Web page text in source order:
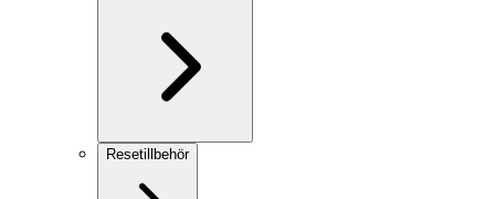
Resetillbehör